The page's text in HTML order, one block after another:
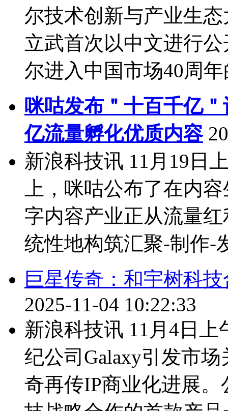
尔技术创新与产业生
立武首次以中文进行
尔进入中国市场40周
咪咕发布＂十百千亿
亿流量孵化优质内容
新浪科技讯 11月19日
上，咪咕公布了在内
字内容产业正从流量
统性地构筑汇聚-制作-
巨星传奇：和宇树科
2025-11-04 10:22:33
新浪科技讯 11月4日
纪公司Galaxy引发市
奇再传IP商业化进展